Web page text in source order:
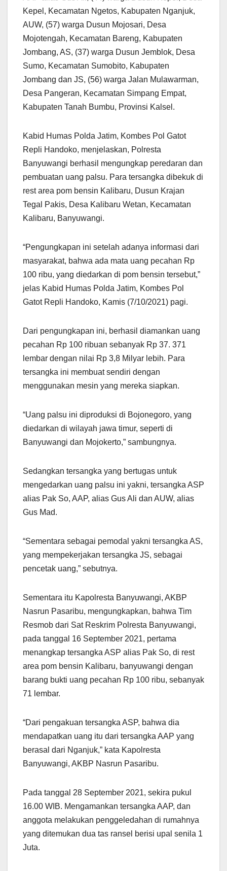
Kepel, Kecamatan Ngetos, Kabupaten Nganjuk,
AUW, (57) warga Dusun Mojosari, Desa
Mojotengah, Kecamatan Bareng, Kabupaten
Jombang, AS, (37) warga Dusun Jemblok, Desa
Sumo, Kecamatan Sumobito, Kabupaten
Jombang dan JS, (56) warga Jalan Mulawarman,
Desa Pangeran, Kecamatan Simpang Empat,
Kabupaten Tanah Bumbu, Provinsi Kalsel.
Kabid Humas Polda Jatim, Kombes Pol Gatot
Repli Handoko, menjelaskan, Polresta
Banyuwangi berhasil mengungkap peredaran dan
pembuatan uang palsu. Para tersangka dibekuk di
rest area pom bensin Kalibaru, Dusun Krajan
Tegal Pakis, Desa Kalibaru Wetan, Kecamatan
Kalibaru, Banyuwangi.
“Pengungkapan ini setelah adanya informasi dari
masyarakat, bahwa ada mata uang pecahan Rp
100 ribu, yang diedarkan di pom bensin tersebut,”
jelas Kabid Humas Polda Jatim, Kombes Pol
Gatot Repli Handoko, Kamis (7/10/2021) pagi.
Dari pengungkapan ini, berhasil diamankan uang
pecahan Rp 100 ribuan sebanyak Rp 37. 371
lembar dengan nilai Rp 3,8 Milyar lebih. Para
tersangka ini membuat sendiri dengan
menggunakan mesin yang mereka siapkan.
“Uang palsu ini diproduksi di Bojonegoro, yang
diedarkan di wilayah jawa timur, seperti di
Banyuwangi dan Mojokerto,” sambungnya.
Sedangkan tersangka yang bertugas untuk
mengedarkan uang palsu ini yakni, tersangka ASP
alias Pak So, AAP, alias Gus Ali dan AUW, alias
Gus Mad.
“Sementara sebagai pemodal yakni tersangka AS,
yang mempekerjakan tersangka JS, sebagai
pencetak uang,” sebutnya.
Sementara itu Kapolresta Banyuwangi, AKBP
Nasrun Pasaribu, mengungkapkan, bahwa Tim
Resmob dari Sat Reskrim Polresta Banyuwangi,
pada tanggal 16 September 2021, pertama
menangkap tersangka ASP alias Pak So, di rest
area pom bensin Kalibaru, banyuwangi dengan
barang bukti uang pecahan Rp 100 ribu, sebanyak
71 lembar.
“Dari pengakuan tersangka ASP, bahwa dia
mendapatkan uang itu dari tersangka AAP yang
berasal dari Nganjuk,” kata Kapolresta
Banyuwangi, AKBP Nasrun Pasaribu.
Pada tanggal 28 September 2021, sekira pukul
16.00 WIB. Mengamankan tersangka AAP, dan
anggota melakukan penggeledahan di rumahnya
yang ditemukan dua tas ransel berisi upal senila 1
Juta.